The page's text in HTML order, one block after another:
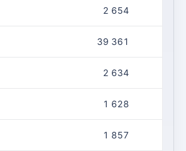
2 654
39 361
2 634
1 628
1 857